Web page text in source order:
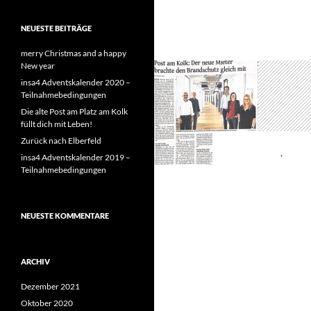
,
NEUESTE BEITRÄGE
merry Christmas and a happy
New year
insa4 Adventskalender 2020 –
Teilnahmebedingungen
Die alte Post am Platz am Kolk
füllt dich mit Leben!
Zurück nach Elberfeld
insa4 Adventskalender 2019 –
Teilnahmebedingungen
NEUESTE KOMMENTARE
ARCHIV
Dezember 2021
Oktober 2020